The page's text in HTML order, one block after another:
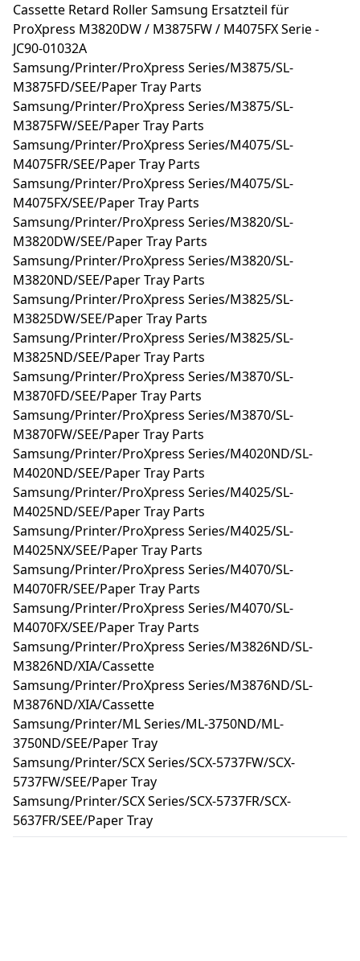
Cassette Retard Roller Samsung Ersatzteil für
ProXpress M3820DW / M3875FW / M4075FX Serie -
JC90-01032A
Samsung/Printer/ProXpress Series/M3875/SL-
M3875FD/SEE/Paper Tray Parts
Samsung/Printer/ProXpress Series/M3875/SL-
M3875FW/SEE/Paper Tray Parts
Samsung/Printer/ProXpress Series/M4075/SL-
M4075FR/SEE/Paper Tray Parts
Samsung/Printer/ProXpress Series/M4075/SL-
M4075FX/SEE/Paper Tray Parts
Samsung/Printer/ProXpress Series/M3820/SL-
M3820DW/SEE/Paper Tray Parts
Samsung/Printer/ProXpress Series/M3820/SL-
M3820ND/SEE/Paper Tray Parts
Samsung/Printer/ProXpress Series/M3825/SL-
M3825DW/SEE/Paper Tray Parts
Samsung/Printer/ProXpress Series/M3825/SL-
M3825ND/SEE/Paper Tray Parts
Samsung/Printer/ProXpress Series/M3870/SL-
M3870FD/SEE/Paper Tray Parts
Samsung/Printer/ProXpress Series/M3870/SL-
M3870FW/SEE/Paper Tray Parts
Samsung/Printer/ProXpress Series/M4020ND/SL-
M4020ND/SEE/Paper Tray Parts
Samsung/Printer/ProXpress Series/M4025/SL-
M4025ND/SEE/Paper Tray Parts
Samsung/Printer/ProXpress Series/M4025/SL-
M4025NX/SEE/Paper Tray Parts
Samsung/Printer/ProXpress Series/M4070/SL-
M4070FR/SEE/Paper Tray Parts
Samsung/Printer/ProXpress Series/M4070/SL-
M4070FX/SEE/Paper Tray Parts
Samsung/Printer/ProXpress Series/M3826ND/SL-
M3826ND/XIA/Cassette
Samsung/Printer/ProXpress Series/M3876ND/SL-
M3876ND/XIA/Cassette
Samsung/Printer/ML Series/ML-3750ND/ML-
3750ND/SEE/Paper Tray
Samsung/Printer/SCX Series/SCX-5737FW/SCX-
5737FW/SEE/Paper Tray
Samsung/Printer/SCX Series/SCX-5737FR/SCX-
5637FR/SEE/Paper Tray